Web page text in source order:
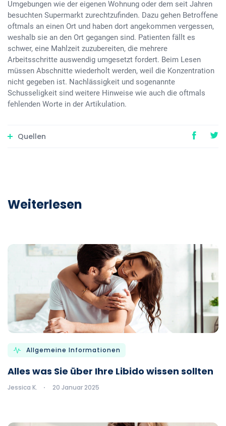
Umgebungen wie der eigenen Wohnung oder dem seit Jahren
besuchten Supermarkt zurechtzufinden. Dazu gehen Betroffene
oftmals an einen Ort und haben dort angekommen vergessen,
weshalb sie an den Ort gegangen sind. Patienten fällt es
schwer, eine Mahlzeit zuzubereiten, die mehrere
Arbeitsschritte auswendig umgesetzt fordert. Beim Lesen
müssen Abschnitte wiederholt werden, weil die Konzentration
nicht gegeben ist. Nachlässigkeit und sogenannte
Schusseligkeit sind weitere Hinweise wie auch die oftmals
fehlenden Worte in der Artikulation.
Quellen
Weiterlesen
Allgemeine Informationen
Alles was Sie über Ihre Libido wissen sollten
Jessica K. 20 Januar 2025